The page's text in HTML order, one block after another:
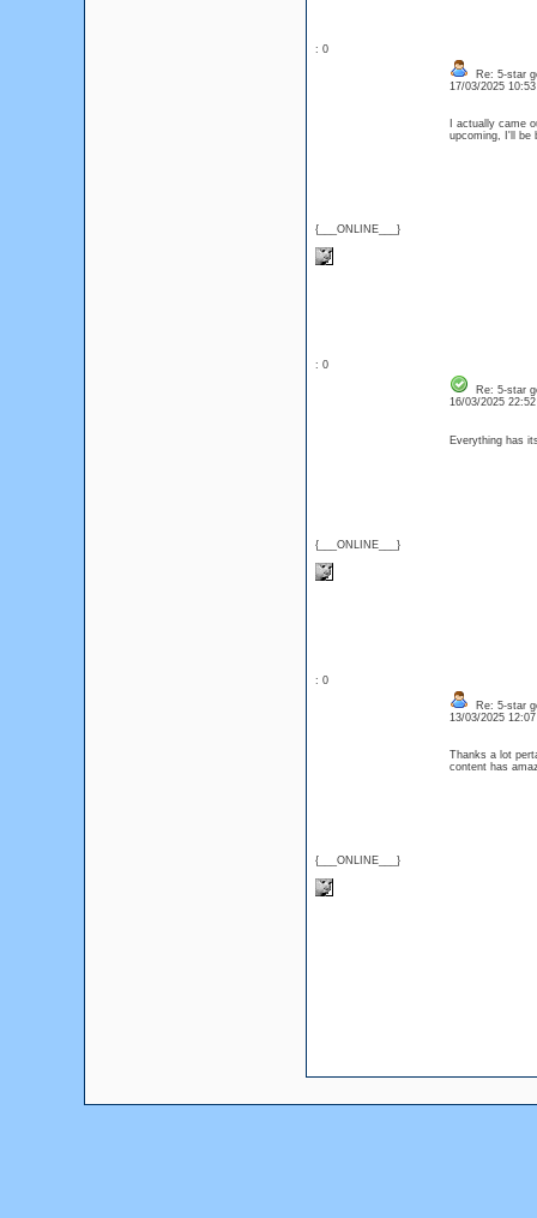
: 0
{___ONLINE___}
Re: 5-star
17/03/2025
I actually came
upcoming, I'll
: 0
{___ONLINE___}
Re: 5-star
16/03/2025
Everything has
: 0
{___ONLINE___}
Re: 5-star
13/03/2025
Thanks a lot
content has